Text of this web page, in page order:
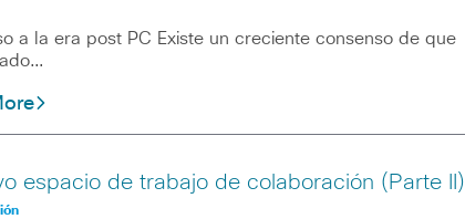
a la era post PC Existe un creciente consenso de que
espacio de trabajo de colaboración (Parte II)